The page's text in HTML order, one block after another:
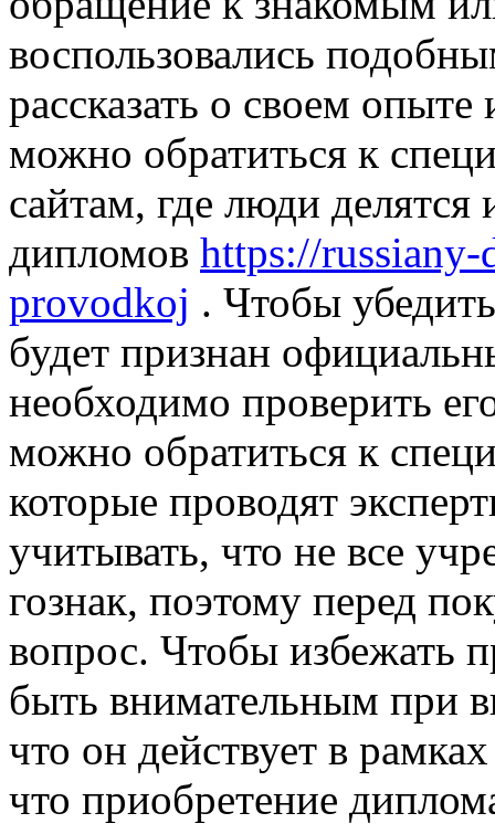
воспользовались
рассказать о своем
можно обратиться к
сайтам, где люди
дипломов https://
provodkoj . Чтобы
будет признан
необходимо проверить
можно обратиться к
которые проводят
учитывать, что не все
гознак, поэтому перед
вопрос. Чтобы избежать
быть внимательным при
что он действует в
что приобретение